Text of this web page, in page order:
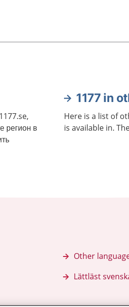
регион в
1177 in
Here is a list of
is available in.
Other
Lättläst